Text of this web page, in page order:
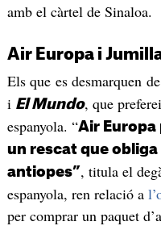
amb el càrtel de Sinaloa.
Air Europa i
Els que es desmarquen
i El Mundo, que
espanyola. “Air Europa
un rescat que obliga
antiopes”, titula el
espanyola, ren relació a
per comprar un paquet